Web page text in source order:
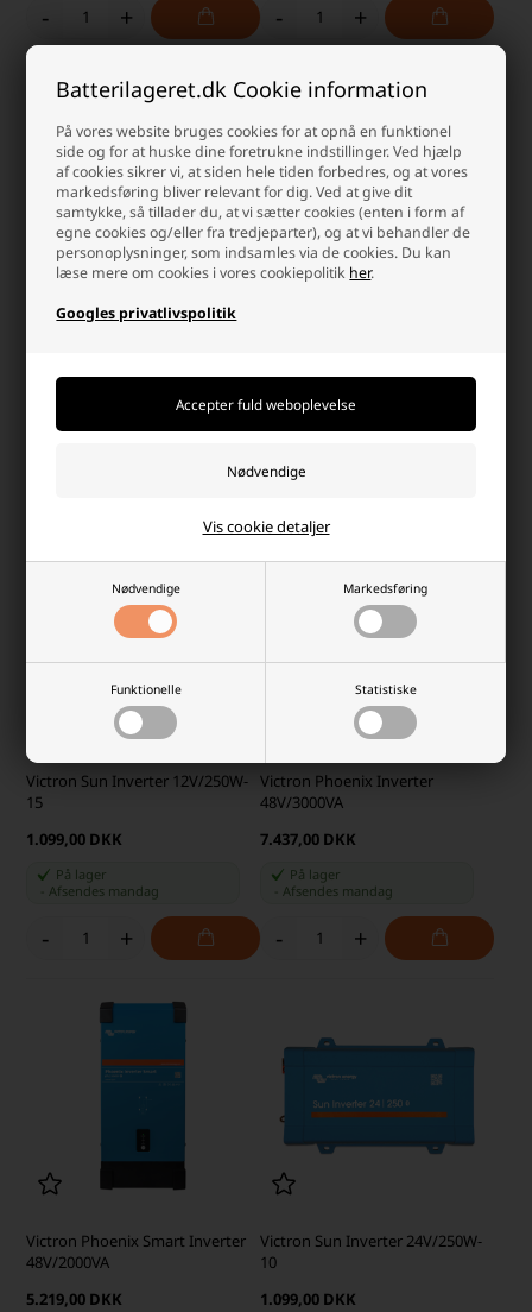
Batterilageret.dk Cookie information
På vores website bruges cookies for at opnå en funktionel
side og for at huske dine foretrukne indstillinger. Ved hjælp
af cookies sikrer vi, at siden hele tiden forbedres, og at vores
markedsføring bliver relevant for dig. Ved at give dit
samtykke, så tillader du, at vi sætter cookies (enten i form af
egne cookies og/eller fra tredjeparter), og at vi behandler de
personoplysninger, som indsamles via de cookies. Du kan
læse mere om cookies i vores cookiepolitik her.
Googles privatlivspolitik
Nødvendige Markedsføring
Funktionelle Statistiske
Vis cookie detaljer
- + - +
Victron Phoenix smart Inverter
7.199,00 DKK
Afsendesmandag
10.799,00 DKK
På lager
-Afsendesmandag
-
Victron Sun Inverter 12V/250W-
15
1.099,00 DKK
På lager
Afsendes mandag
- +
Victron Phoenix Inverter
48V/3000VA
7.437,00 DKK
På lager
Afsendes mandag
- +
Victron Phoenix Smart Inverter
48V/2000VA
5.219,00 DKK
Victron Sun Inverter 24V/250W-
10
1.099,00 DKK